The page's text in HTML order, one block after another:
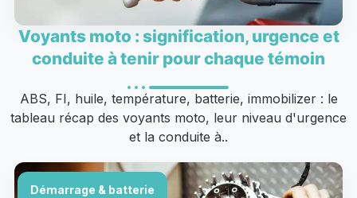
Voyants moto : signification, urgence et
conduite à tenir pour chaque témoin
ABS, FI, huile, température, batterie, immobilizer : le
tableau récap des voyants moto, leur niveau d'urgence
et la conduite à..
Démarrage & batterie